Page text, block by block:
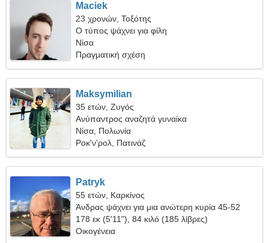
Maciek
23 χρονών, Τοξότης
Ο τύπος ψάχνει για φίλη
Νίσα
Πραγματική σχέση
Maksymilian
35 ετών, Ζυγός
Ανύπαντρος αναζητά γυναίκα
Νίσα, Πολωνία
Ροκ'ν'ρολ, Πατινάζ
Patryk
55 ετών, Καρκίνος
Άνδρας ψάχνει για μια ανώτερη κυρία 45-52
178 εκ (5'11"), 84 κιλό (185 λίβρες)
Οικογένεια